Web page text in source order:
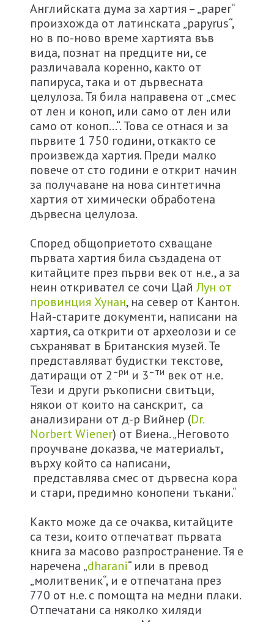
Английската дума за хартия – „paper“
произхожда от латинската „papyrus“,
но в по-ново време хартията във
вида, познат на предците ни, се
различавала коренно, както от
папируса, така и от дървесната
целулоза. Тя била направена от „смес
от лен и коноп, или само от лен или
само от коноп…“. Това се отнася и за
първите 1 750 години, откакто се
произвежда хартия. Преди малко
повече от сто години е открит начин
за получаване на нова синтетична
хартия от химически обработена
дървесна целулоза.
Според общоприетото схващане
първата хартия била създадена от
китайците през първи век от н.е., а за
неин откривател се сочи ЦайЛун от
провинция Хунан, на север от Кантон.
Най-старите документи, написани на
хартия, са открити от археолози и се
съхраняват в Британския музей. Те
представляват будистки текстове,
датиращи от 2 –ри и 3–ти век от н.е.
Тези и други ръкописни свитъци,
някои от които на санскрит, са
анализирани от д-р Вийнер (Dr.
Norbert Wiener) от Виена. „Неговото
проучване доказва, че материалът,
върху който са написани,
представлява смес от дървесна кора
и стари, предимно конопени тъкани.“
Както може да се очаква, китайците
са тези, които отпечатват първата
книга за масово разпространение. Тя е
наречена „dharani“ или в превод
„молитвеник“, и е отпечатана през
770 от н.е. с помощта на медни плаки.
Отпечатани са няколко хиляди